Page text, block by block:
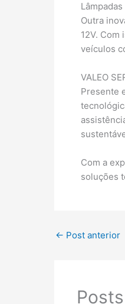
Outra
12V. Com
veículos
VALEO
Presente
Com a
soluções
← Post anterior